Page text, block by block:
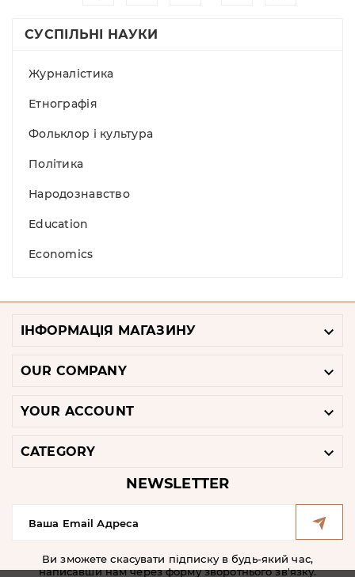
СУСПІЛЬНІ НАУКИ
Журналістика
Етнографія
Фольклор і культура
Політика
Народознавство
Education
Economics
ІНФОРМАЦІЯ МАГАЗИНУ 
OUR COMPANY 
YOUR ACCOUNT 
CATEGORY 
NEWSLETTER
Ви зможете скасувати підписку в будь-який час,
написавши нам через форму зворотнього зв'язку.